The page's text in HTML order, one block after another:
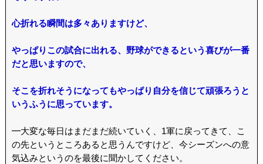
心折れる瞬間は多々ありますけど、
やっぱりこの試合に出れる、野球ができるという喜びが一番
だと思いますので、
そこを折れそうになってもやっぱり自分を信じて頑張ろうと
いうふうに思っています。
━大変な毎日はまだまだ続いていく、1軍に戻ってきて、こ
の先というところあると思うんですけど、今シーズンへの意
気込みというのを最後に聞かしてください。